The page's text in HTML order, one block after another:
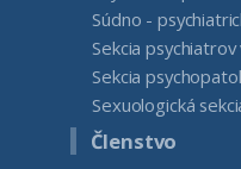
Súdno -
Sekcia
Sekcia
Sexuologická
Členstvo